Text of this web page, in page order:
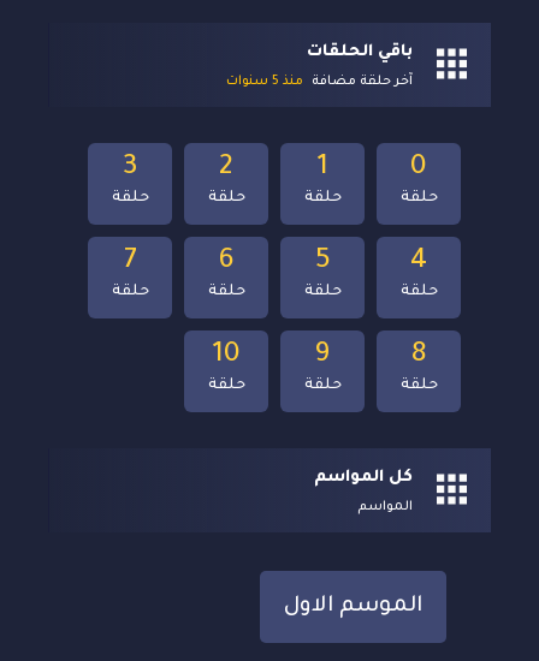
باقي الحلقات
آخر حلقة مضافة منذ 5 سنوات
10
حلقة
9
حلقة
8
حلقة
7
حلقة
6
حلقة
5
حلقة
4
حلقة
3
حلقة
2
حلقة
1
حلقة
0
حلقة
كل المواسم
المواسم
الموسم الاول